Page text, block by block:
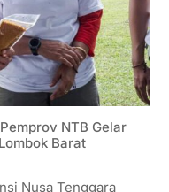
NTB Gelar
Barat
Nusa Tenggara